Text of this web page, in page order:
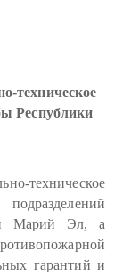
техническое
Республики
Марий Эл, а
гарантий и